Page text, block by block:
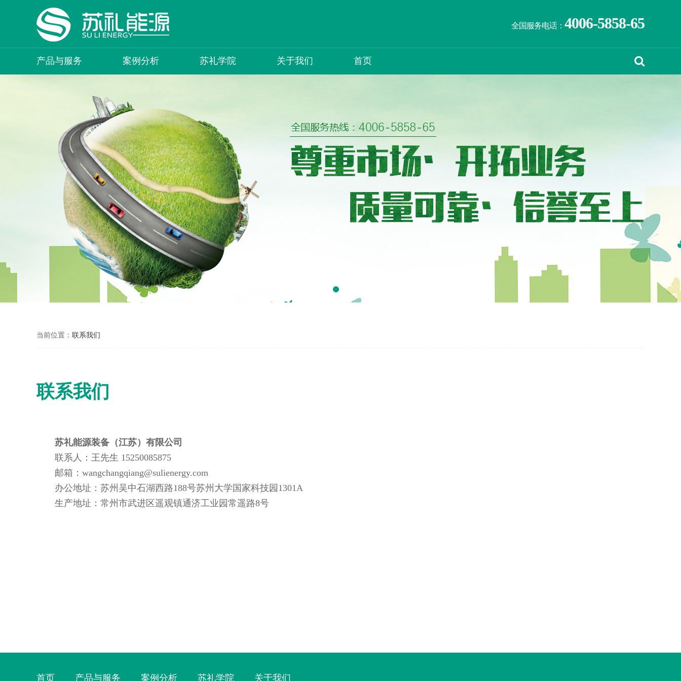
全国服务电话： 4006-5858-65
产品与服务 案例分析 苏礼学院 关于我们 首页
当前位置： 联系我们
联系我们
苏礼能源装备（江苏）有限公司
联系人：王先生 15250085875
邮箱：wangchangqiang@sulienergy.com
办公地址：苏州吴中石湖西路188号苏州大学国家科技园1301A
生产地址：常州市武进区遥观镇通济工业园常遥路8号
首页 产品与服务 案例分析 苏礼学院 关于我们